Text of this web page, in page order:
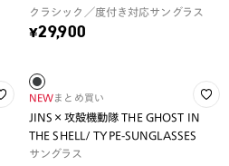
クラシック／度付き対応サングラス
¥29,900
NEWまとめ買い
JINS×攻殻機動隊 THE GHOST IN
THE SHELL/ TYPE-SUNGLASSES
サングラス